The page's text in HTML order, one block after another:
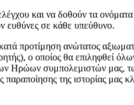
και να δοθούν τα
ευθύνες σε κάθε υπεύθυνο.
προτίμηση ανώτατος
ο οποίος θα επιληφθεί
Ηρώων συμπολεμιστών μας,
της ιστορίας μας